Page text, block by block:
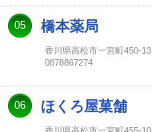
05 橋本薬局
香川県高松市一宮町450-13
0878867274
06 ほくろ屋菓舗